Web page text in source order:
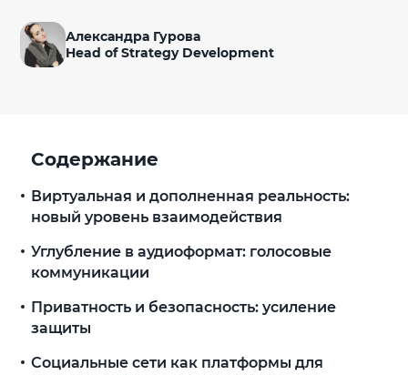
Александра Гурова
Head of Strategy Development
Содержание
Виртуальная и дополненная реальность:
новый уровень взаимодействия
Углубление в аудиоформат: голосовые
коммуникации
Приватность и безопасность: усиление
защиты
Социальные сети как платформы для